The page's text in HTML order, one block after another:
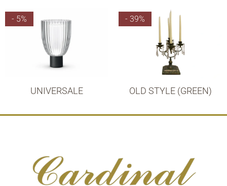
- 5%
UNIVERSALE
- 39%
OLD STYLE (GREEN)